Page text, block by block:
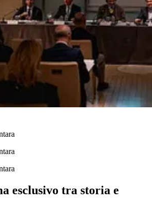
esclusivo tra storia e